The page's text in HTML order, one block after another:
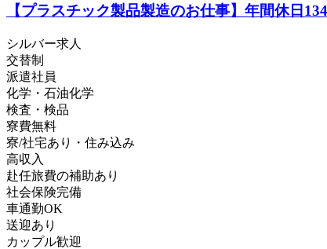
【プラスチック製品製造のお仕事】年間休日
シルバー求人
交替制
派遣社員
化学・石油化学
検査・検品
寮費無料
寮/社宅あり・住み込み
高収入
赴任旅費の補助あり
社会保険完備
車通勤OK
送迎あり
カップル歓迎